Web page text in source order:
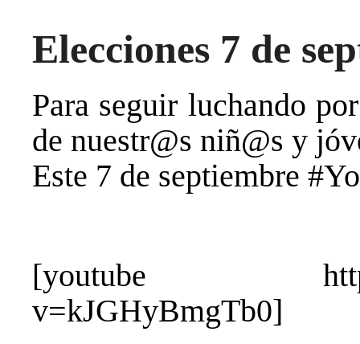
Elecciones 7 de
Para seguir luchando
de nuestr@s niñ@s y
Este 7 de septiembre
[youtube https://
v=kJGHyBmgTb0]